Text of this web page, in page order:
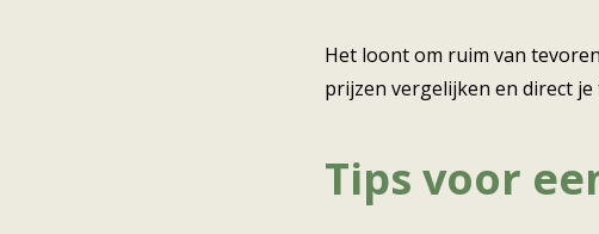
Het loont om ruim van
prijzen vergelijken en direct
Tips voor